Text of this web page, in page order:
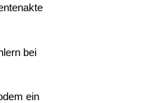
bei
ein